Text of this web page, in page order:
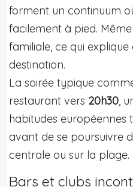
forment un continuum
facilement à pied.
familiale, ce qui
destination.
La soirée typique
restaurant vers 20h30,
habitudes européennes
avant de se poursuivre
centrale ou sur la plage.
Bars et clubs